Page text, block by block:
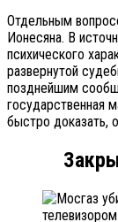
Отдельным
Ионесяна. В
психического
развернутой
позднейшим
государственная
быстро доказать,